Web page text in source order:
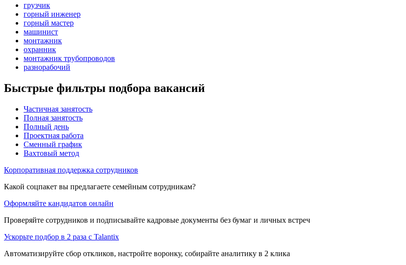
грузчик
горный инженер
горный мастер
машинист
монтажник
охранник
монтажник трубопроводов
разнорабочий
Быстрые фильтры подбора вакансий
Частичная занятость
Полная занятость
Полный день
Проектная работа
Сменный график
Вахтовый метод
Корпоративная поддержка сотрудников
Какой соцпакет вы предлагаете семейным сотрудникам?
Оформляйте кандидатов онлайн
Проверяйте сотрудников и подписывайте кадровые документы без бумаг и личных встреч
Ускорьте подбор в 2 раза с Talantix
Автоматизируйте сбор откликов, настройте воронку, собирайте аналитику в 2 клика